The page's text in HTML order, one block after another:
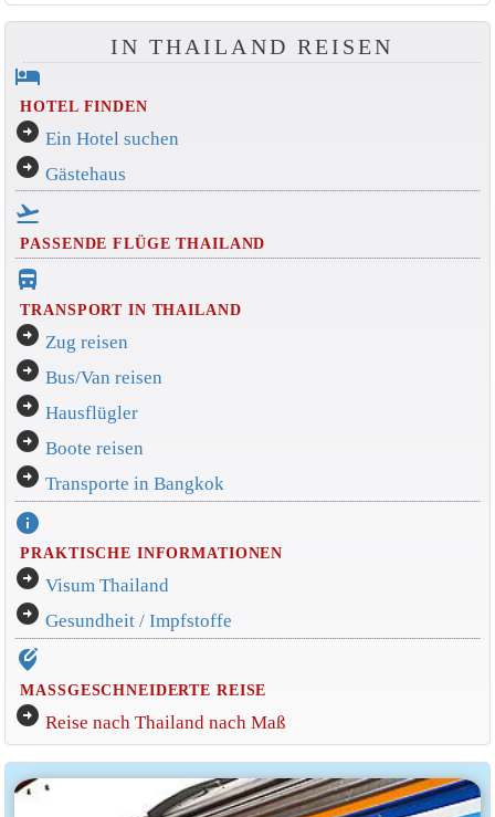
IN THAILAND REISEN
hotel
HOTEL FINDEN
arrow_circle_right Ein Hotel suchen
arrow_circle_right Gästehaus
flight_takeoff
PASSENDE FLÜGE THAILAND
directions_bus_filled
TRANSPORT IN THAILAND
arrow_circle_right Zug reisen
arrow_circle_right Bus/Van reisen
arrow_circle_right Hausflügler
arrow_circle_right Boote reisen
arrow_circle_right Transporte in Bangkok
info
PRAKTISCHE INFORMATIONEN
arrow_circle_right Visum Thailand
arrow_circle_right Gesundheit / Impfstoffe
edit_location_alt
MASSGESCHNEIDERTE REISE
arrow_circle_right Reise nach Thailand nach Maß